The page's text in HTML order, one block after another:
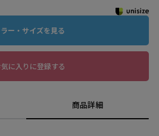
ー・サイズを見る
気に入りに登録する
商品詳細